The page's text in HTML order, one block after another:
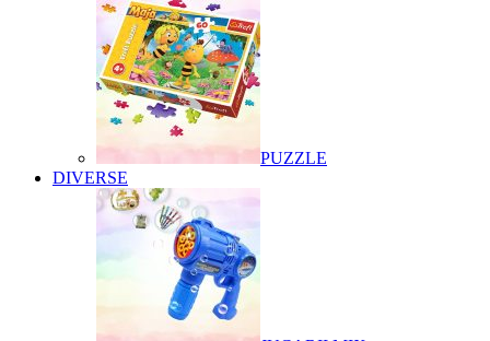
PUZZLE
DIVERSE